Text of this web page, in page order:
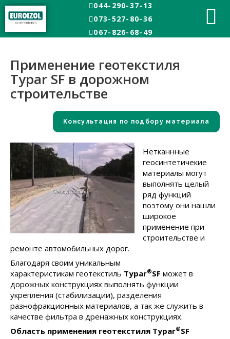
044-290-37-13
073-527-80-36
067-826-68-49
Главная
Дорожное строительство
Применение геотекстиля Typar SF в дорожном
строительстве
Применение геотекстиля
Typar SF в дорожном
строительстве
Консультация по подбору материала
Нетканнные
геосинтетичекие
материалы могут
выполнять целый
ряд функций
поэтому они нашли
широкое
применение при
строительстве и
ремонте автомобильных дорог.
Благодаря своим уникальным
характеристикам геотекстиль Typar®SF может в
дорожных конструкциях выполнять функции
укрепления (стабилизации), разделения
разнофракционных материалов, а так же служить в
качестве фильтра в дренажных конструкциях.
Область применения геотекстиля Typar®SF